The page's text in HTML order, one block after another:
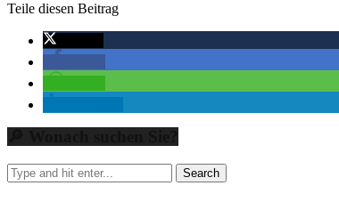
Teile diesen Beitrag